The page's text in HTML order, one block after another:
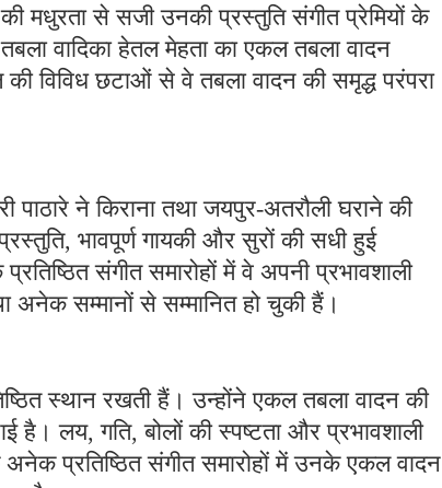
की मधुरता से सजी उनकी प्रस्तुति संगीत प्रेमियों के
वादिका हेतल मेहता का एकल तबला वादन
विविध छटाओं से वे तबला वादन की समृद्ध परंपरा
पाठारे ने किराना तथा जयपुर-अतरौली घराने की
भावपूर्ण गायकी और सुरों की सधी हुई
संगीत समारोहों में वे अपनी प्रभावशाली
अनेक सम्मानों से सम्मानित हो चुकी हैं।
स्थान रखती हैं। उन्होंने एकल तबला वादन की
है। लय, गति, बोलों की स्पष्टता और प्रभावशाली
प्रतिष्ठित संगीत समारोहों में उनके एकल वादन